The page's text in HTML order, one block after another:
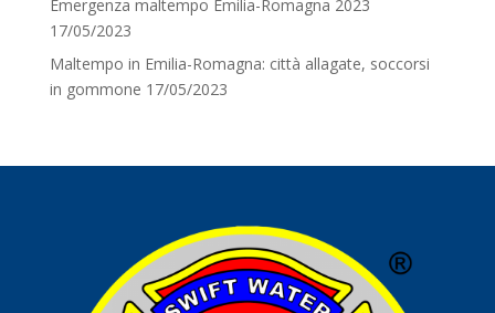
Emergenza maltempo Emilia-Romagna 2023
17/05/2023
Maltempo in Emilia-Romagna: città allagate, soccorsi
in gommone 17/05/2023